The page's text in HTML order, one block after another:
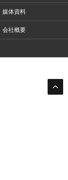
媒体資料
会社概要